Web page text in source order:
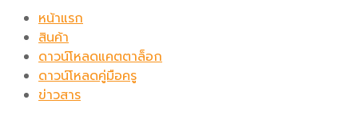
หน้าแรก
สินค้า
ดาวน์โหลดแคตตาล็อก
ดาวน์โหลดคู่มือครู
ข่าวสาร